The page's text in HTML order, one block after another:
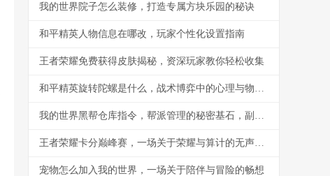
我的世界院子怎么装修，打造专属方块乐园的秘诀
和平精英人物信息在哪改，玩家个性化设置指南
王者荣耀免费获得皮肤揭秘，资深玩家教你轻松收集
和平精英旋转陀螺是什么，战术博弈中的心理与物理轴心
我的世界黑帮仓库指令，帮派管理的秘密基石，副标题，指令构筑的地下秩序与财富堡垒
王者荣耀卡分巅峰赛，一场关于荣耀与算计的无声战争
宠物怎么加入我的世界，一场关于陪伴与冒险的畅想